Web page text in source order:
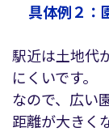
具体例２：
駅近は土地代
にくいです。
なので、広い
距離が大きく